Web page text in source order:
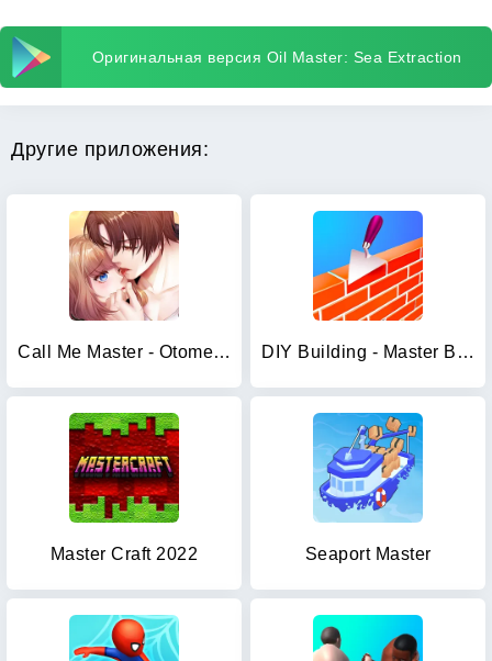
Оригинальная версия Oil Master: Sea Extraction
Другие приложения:
Call Me Master - Otome Game DIY Building - Master Block 3D
Master Craft 2022 Seaport Master